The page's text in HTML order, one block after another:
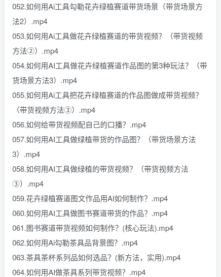
052.如何用Ai工具勾勒花卉绿植赛道带货场景（带货场景方
法2）.mp4
053.如何用Ai工具做花卉绿植赛道的带货视频？（带货视频
方法②）.mp4
054.如何用AI工具做花卉绿植赛道作品图的第3种玩法？（带
货场景方法3）.mp4
055.如何用Ai工具把花卉绿植赛道的作品图做成带货视频？
（带货视频方法③）.mp4
056.如何给带货视频配自己的口播？.mp4
057.如何用AI工具做绿植带货的作品图？（带货场景方法
3）.mp4
058.如何用AI工具做绿植的带货视频？（带货视频方法
③）.mp4
059.花卉绿植赛道图文作品用AI如何制作？.mp4
060.如何用AI工具做图书赛道带货的作品？.mp4
061.图书赛道带货视频如何制作？(核心玩法).mp4
062.如何用Ai勾勒茶具品背景图？.mp4
063.茶具茶杯系列品如何选品？(新方法，实用).mp4
064.如何用AI做茶具系列带货视频？.mp4